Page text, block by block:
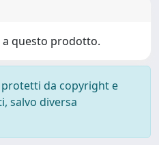
a questo prodotto.
da copyright e
salvo diversa